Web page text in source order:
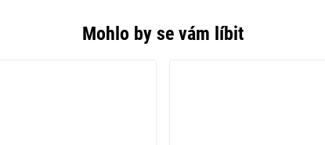
Mohlo by se vám líbit